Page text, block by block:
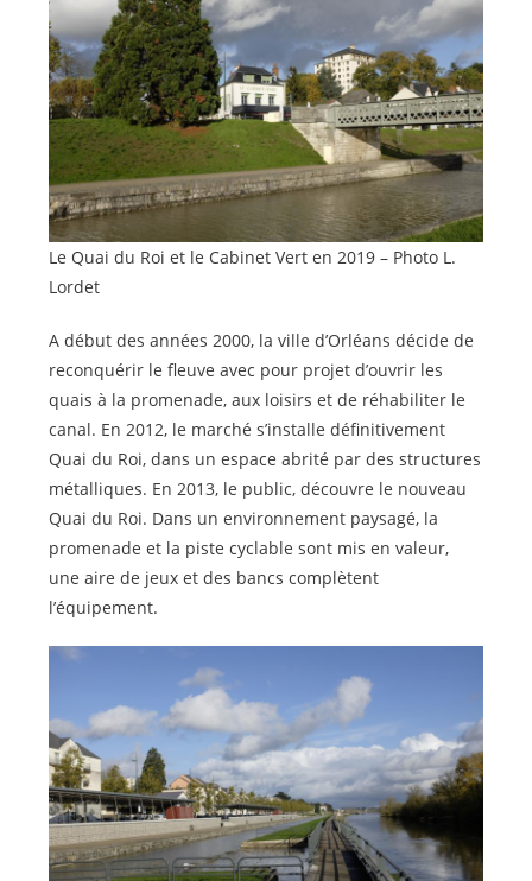
Le Quai du Roi et le Cabinet Vert en 2019 – Photo L.
Lordet
A début des années 2000, la ville d’Orléans décide de
reconquérir le fleuve avec pour projet d’ouvrir les
quais à la promenade, aux loisirs et de réhabiliter le
canal. En 2012, le marché s’installe définitivement
Quai du Roi, dans un espace abrité par des structures
métalliques. En 2013, le public, découvre le nouveau
Quai du Roi. Dans un environnement paysagé, la
promenade et la piste cyclable sont mis en valeur,
une aire de jeux et des bancs complètent
l’équipement.